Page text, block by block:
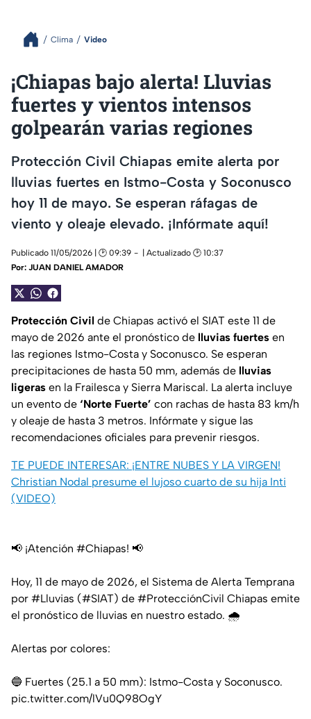
Clima Video
¡Chiapas bajo alerta! Lluvias
fuertes y vientos intensos
golpearán varias regiones
Protección Civil Chiapas emite alerta por
lluvias fuertes en Istmo-Costa y Soconusco
hoy 11 de mayo. Se esperan ráfagas de
viento y oleaje elevado. ¡Infórmate aquí!
Publicado 11/05/2026 | 🕑 09:39
| Actualizado 🕑 10:37
Por: JUAN DANIEL AMADOR
Protección Civil de Chiapas activó el SIAT este 11 de
mayo de 2026 ante el pronóstico de lluvias fuertes en
las regiones Istmo-Costa y Soconusco. Se esperan
precipitaciones de hasta 50 mm, además de lluvias
ligeras en la Frailesca y Sierra Mariscal. La alerta incluye
un evento de ‘Norte Fuerte’ con rachas de hasta 83 km/h
y oleaje de hasta 3 metros. Infórmate y sigue las
recomendaciones oficiales para prevenir riesgos.
TE PUEDE INTERESAR: ¡ENTRE NUBES Y LA VIRGEN!
Christian Nodal presume el lujoso cuarto de su hija Inti
(VIDEO)
📢 ¡Atención #Chiapas! 📢
Hoy, 11 de mayo de 2026, el Sistema de Alerta Temprana
por #Lluvias (#SIAT) de #ProtecciónCivil Chiapas emite
el pronóstico de lluvias en nuestro estado. 🌧
Alertas por colores:
🔵 Fuertes (25.1 a 50 mm): Istmo-Costa y Soconusco.
pic.twitter.com/lVu0Q98OgY